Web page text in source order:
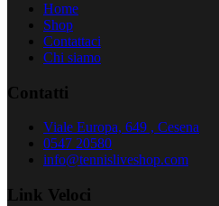
Home
Shop
Contattaci
Chi siamo
Contatti
Viale Europa, 649 , Cesena
0547 20580
info@tennisliveshop.com
Link Veloci